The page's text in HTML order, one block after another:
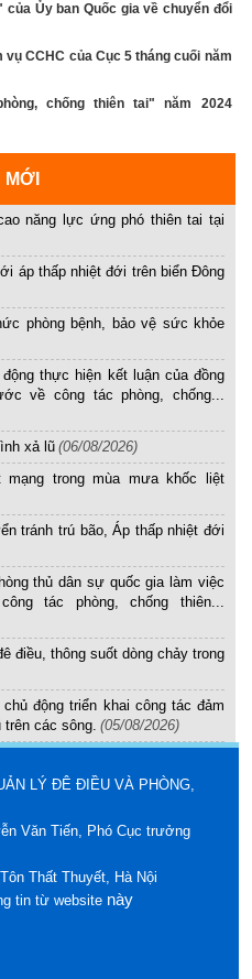
Ủy ban Quốc gia về chuyển đổi
CCHC của Cục 5 tháng cuối năm
chống thiên tai" năm 2024
MỚI
năng lực ứng phó thiên tai tại
áp thấp nhiệt đới trên biển Đông
phòng bệnh, bảo vệ sức khỏe
thực hiện kết luận của đồng
về công tác phòng, chống...
xả lũ (06/08/2026)
trong mùa mưa khốc liệt
tránh trú bão, Áp thấp nhiệt đới
thủ dân sự quốc gia làm việc
tác phòng, chống thiên...
điều, thông suốt dòng chảy trong
động triển khai công tác đảm
trên các sông. (05/08/2026)
LÝ ĐÊ ĐIỀU VÀ PHÒNG,
Văn Tiến, Phó Cục trưởng
Thất Thuyết, Hà Nội
tin từ website này